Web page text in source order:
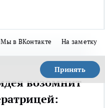
Мы в ВКонтакте На заметку
Принять
возомнит